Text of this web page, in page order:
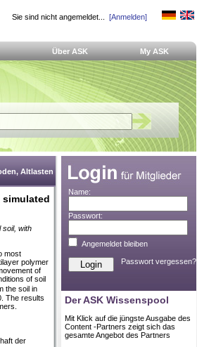
Sie sind nicht angemeldet... [Anmelden]
Über ASK My ASK
Altlasten
soil, with
most
polymer
of
of soil
the soil in
The results
der
Name:
Passwort:
Angemeldet bleiben
Passwort vergessen?
Der ASK Wissenspool
Mit Klick auf die jüngste Ausgabe des
Content -Partners zeigt sich das
gesamte Angebot des Partners